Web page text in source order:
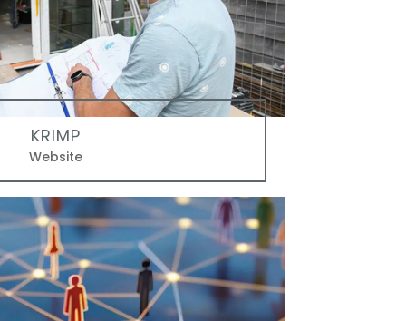
KRIMP
Website